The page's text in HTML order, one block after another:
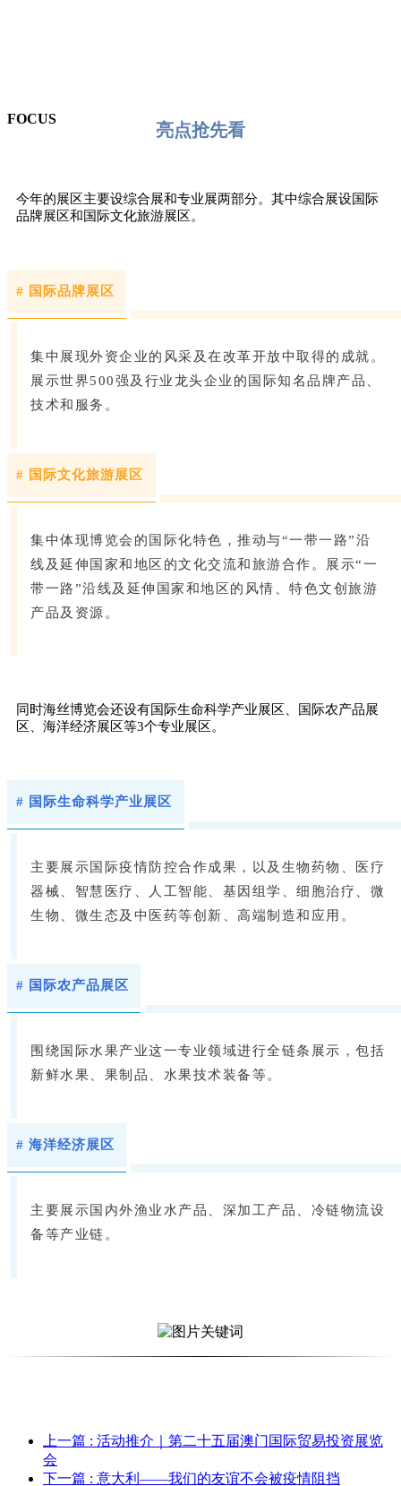
FOCUS
亮点抢先看
今年的展区主要设综合展和专业展两部分。其中综合展设国际
品牌展区和国际文化旅游展区。
# 国际品牌展区
集中展现外资企业的风采及在改革开放中取得的成就。
展示世界500强及行业龙头企业的国际知名品牌产品、
技术和服务。
# 国际文化旅游展区
集中体现博览会的国际化特色，推动与“一带一路”沿
线及延伸国家和地区的文化交流和旅游合作。展示“一
带一路”沿线及延伸国家和地区的风情、特色文创旅游
产品及资源。
同时海丝博览会还设有国际生命科学产业展区、国际农产品展
区、海洋经济展区等3个专业展区。
# 国际生命科学产业展区
主要展示国际疫情防控合作成果，以及生物药物、医疗
器械、智慧医疗、人工智能、基因组学、细胞治疗、微
生物、微生态及中医药等创新、高端制造和应用。
# 国际农产品展区
围绕国际水果产业这一专业领域进行全链条展示，包括
新鲜水果、果制品、水果技术装备等。
# 海洋经济展区
主要展示国内外渔业水产品、深加工产品、冷链物流设
备等产业链。
上一篇 : 活动推介｜第二十五届澳门国际贸易投资展览
会
下一篇 : 意大利——我们的友谊不会被疫情阻挡